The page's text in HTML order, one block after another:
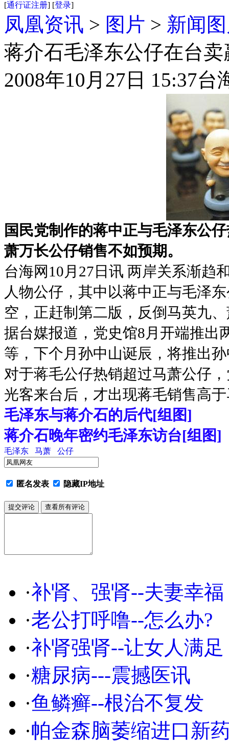
[通行证注册] [登录]
凤凰资讯 > 图片 > 新闻
蒋介石毛泽东公仔在台
2008年10月27日 15:37台
国民党制作的蒋中正与毛泽东公
萧万长公仔销售不如预期。
台海网10月27日讯 两岸关系渐趋
人物公仔，其中以蒋中正与毛泽
空，正赶制第二版，反倒马英九
据台媒报道，党史馆8月开端推出
等，下个月孙中山诞辰，将推出
对于蒋毛公仔热销超过马萧公仔
光客来台后，才出现蒋毛销售高
毛泽东与蒋介石的后代[组图]
蒋介石晚年密约毛泽东访台[组图]
毛泽东 马萧 公仔
匿名发表 隐藏IP地址
·补肾、强肾--夫妻幸福
·老公打呼噜--怎么办?
·补肾强肾--让女人满足
·糖尿病---震撼医讯
·鱼鳞癣--根治不复发
·帕金森脑萎缩进口新